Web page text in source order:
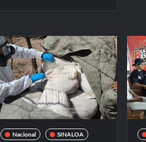
alcanzan
19.5%
de
almacenamiento;
registran
aportaciones
por
lluvias
Nacional SINALOA